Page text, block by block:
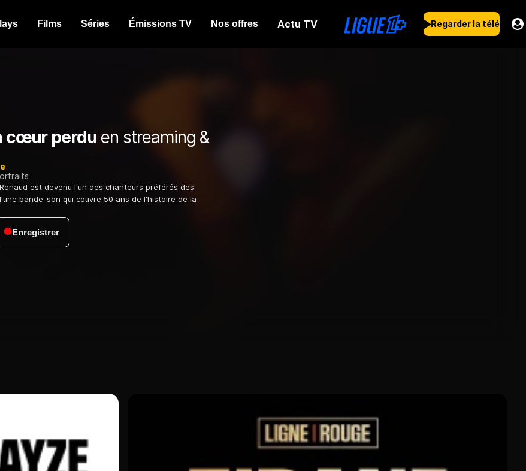
Films Séries Émissions TV Nos offres Actu TV Regarder la télé
cœur perdu en streaming &
est devenu l'un des chanteurs préférés des
bande-son qui couvre 50 ans de l'histoire de la
Enregistrer